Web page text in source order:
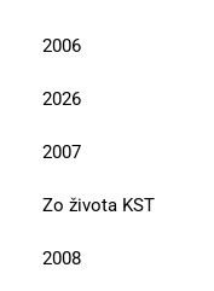
2006
2026
2007
Zo života KST
2008